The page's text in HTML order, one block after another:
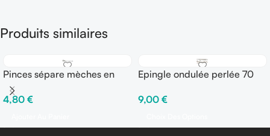
Produits similaires
Pinces sépare mèches en
ALU 9 cm – Sachet de 12
pinces
4,80 €
Epingle ondulée perlée 70
9,00 €